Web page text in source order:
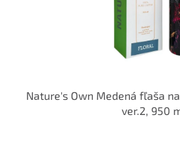
Nature's Own Medená fľaša
ver.2, 950